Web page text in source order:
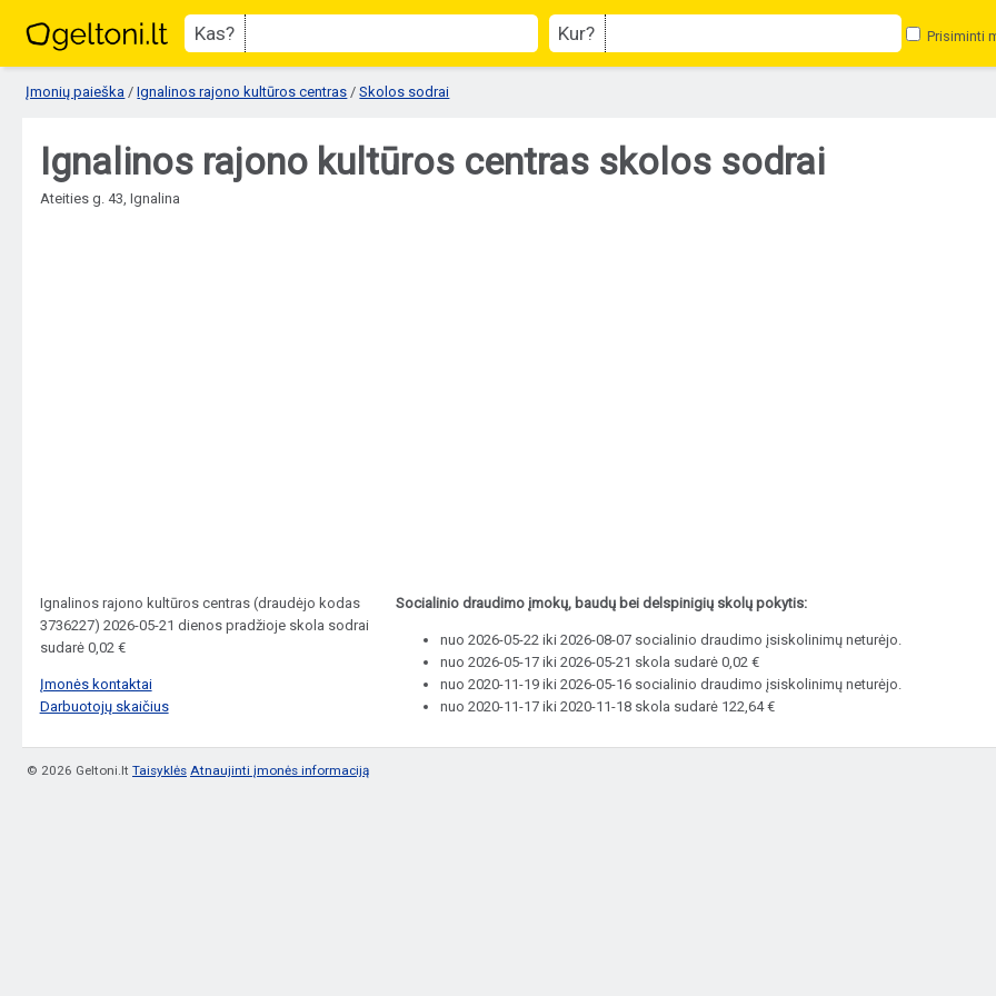
Kas? Kur? Prisiminti
Įmonių paieška /Ignalinos rajono kultūros centras /Skolos sodrai
Ignalinos rajono kultūros centras skolos sodrai
Ateities g. 43, Ignalina
Ignalinos rajono kultūros centras (draudėjo kodas
3736227) 2026-05-21 dienos pradžioje skola sodrai
sudarė 0,02 €
Įmonės kontaktai
Darbuotojų skaičius
Socialinio draudimo įmokų, baudų bei delspinigių skolų pokytis:
nuo 2026-05-22 iki 2026-08-07 socialinio draudimo įsiskolinimų neturėjo.
nuo 2026-05-17 iki 2026-05-21 skola sudarė 0,02 €
nuo 2020-11-19 iki 2026-05-16 socialinio draudimo įsiskolinimų neturėjo.
nuo 2020-11-17 iki 2020-11-18 skola sudarė 122,64 €
© 2026 Geltoni.lt Taisyklės Atnaujinti įmonės informaciją